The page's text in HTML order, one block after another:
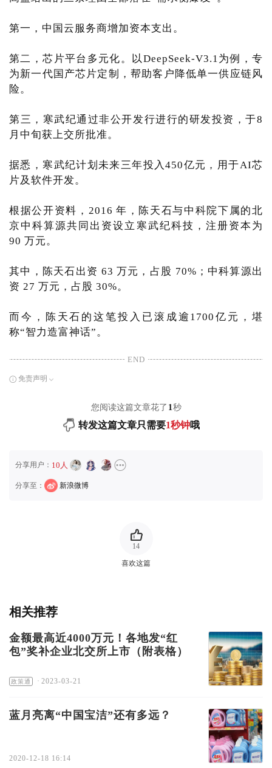
第一，中国云服务商增加资本支出。
第二，芯片平台多元化。以DeepSeek-V3.1为例，专
为新一代国产芯片定制，帮助客户降低单一供应链风
险。
第三，寒武纪通过非公开发行进行的研发投资，于8
月中旬获上交所批准。
据悉，寒武纪计划未来三年投入450亿元，用于AI芯
片及软件开发。
根据公开资料，2016 年，陈天石与中科院下属的北
京中科算源共同出资设立寒武纪科技，注册资本为
90 万元。
其中，陈天石出资 63 万元，占股 70%；中科算源出
资 27 万元，占股 30%。
而今，陈天石的这笔投入已滚成逾1700亿元，堪
称“智力造富神话”。
END
免责声明
您阅读这篇文章花了 1秒
转发这篇文章只需要1秒钟哦
分享用户： 10人
分享至： 新浪微博
喜欢这篇
14
相关推荐
金额最高近4000万元！各地发“红
包”奖补企业北交所上市（附表格）
政策通 · 2023-03-21
蓝月亮离“中国宝洁”还有多远？
2020-12-18 16:14